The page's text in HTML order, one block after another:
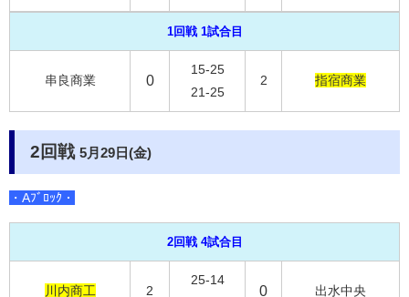
1回戦 1試合目
串良商業 0
15-25
21-25
2 指宿商業
2回戦 5月29日(金)
・Aﾌﾞﾛｯｸ・
2回戦 4試合目
川内商工 2
25-14
0 出水中央